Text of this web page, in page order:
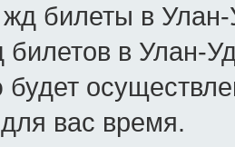
жд билеты в
билетов в Улан-
будет
вас время.